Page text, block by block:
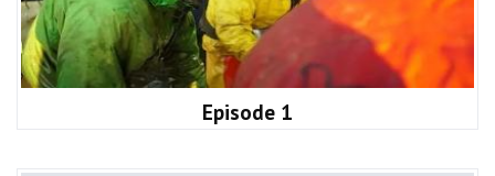
Episode 1